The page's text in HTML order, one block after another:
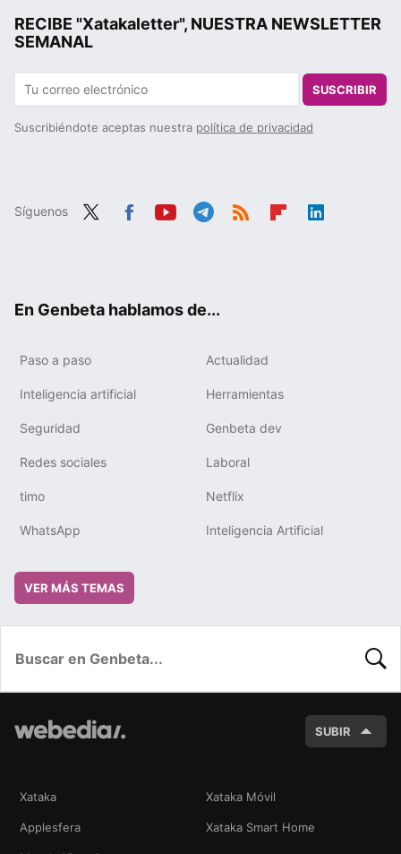
RECIBE "Xatakaletter", NUESTRA NEWSLETTER
SEMANAL
SUSCRIBIR
Suscribiéndote aceptas nuestra política de privacidad
Síguenos
En Genbeta hablamos de...
Paso a paso Actualidad
Inteligencia artificial Herramientas
Seguridad Genbeta dev
Redes sociales Laboral
timo Netflix
WhatsApp Inteligencia Artificial
VER MÁS TEMAS
SUBIR
Xataka Xataka Móvil
Applesfera Xataka Smart Home